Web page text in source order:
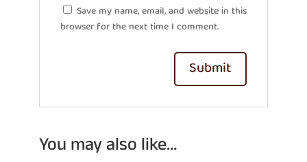
Save my name, email, and website in this
browser for the next time I comment.
You may also like…